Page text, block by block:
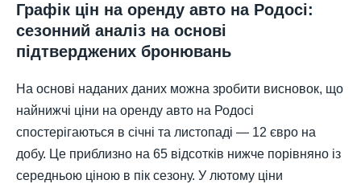
Графік цін на оренду авто на Родосі:
сезонний аналіз на основі
підтверджених бронювань
На основі наданих даних можна зробити висновок, що
найнижчі ціни на оренду авто на Родосі
спостерігаються в січні та листопаді — 12 євро на
добу. Це приблизно на 65 відсотків нижче порівняно із
середньою ціною в пік сезону. У лютому ціни